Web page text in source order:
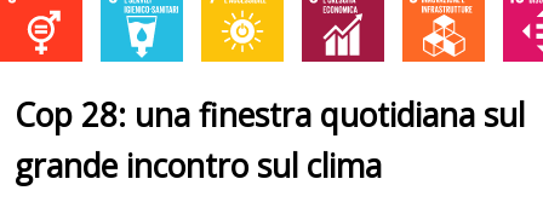
Cop 28: una finestra quotidiana sul
grande incontro sul clima